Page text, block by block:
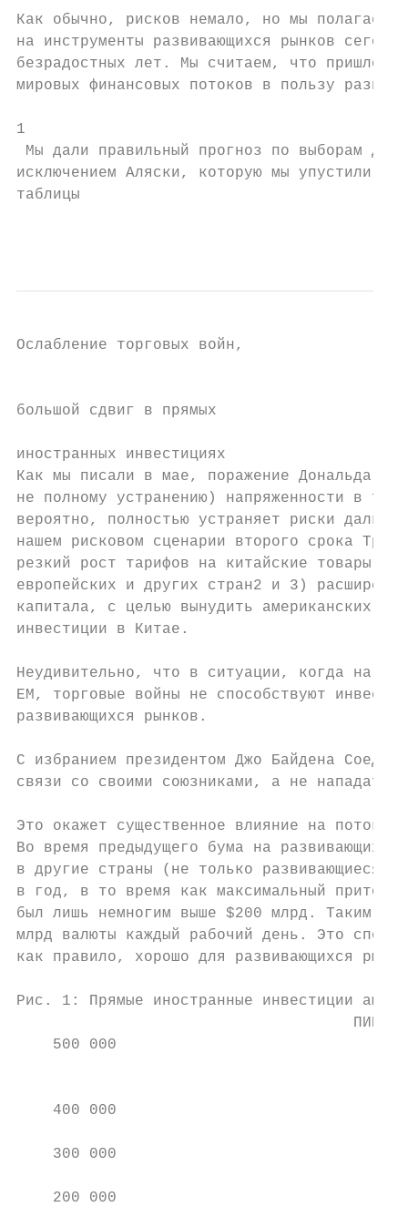
Как обычно, рисков немало, но мы
на инструменты развивающихся рынков
безрадостных лет. Мы считаем, что пришло
мировых финансовых потоков в пользу
1
Мы дали правильный прогноз по выборам
исключением Аляски, которую мы упустили
таблицы
Ослабление торговых войн,
большой сдвиг в прямых
иностранных инвестициях
Как мы писали в мае, поражение Дональда
не полному устранению) напряженности в
вероятно, полностью устраняет риски
нашем рисковом сценарии второго срока
резкий рост тарифов на китайские товары,
европейских и других стран2 и 3)
капитала, с целью вынудить американских
инвестиции в Китае.
Неудивительно, что в ситуации, когда на
EM, торговые войны не способствуют
развивающихся рынков.
С избранием президентом Джо Байдена
связи со своими союзниками, а не нападать
Это окажет существенное влияние на потоки
Во время предыдущего бума на
в другие страны (не только
в год, в то время как максимальный приток
был лишь немногим выше $200 млрд. Таким
млрд валюты каждый рабочий день. Это
как правило, хорошо для развивающихся
Рис. 1: Прямые иностранные инвестиции
ПИИ
    500 000
    400 000
    300 000
    200 000